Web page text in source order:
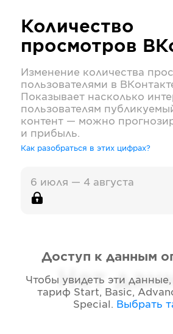
Количество
просмотров
Изменение количества
пользователями в
Показывает насколько
пользователям
контент — можно
и прибыль.
Как разобраться в этих цифрах?
6 июля — 4 августа
Нет
Доступ к данным
Чтобы увидеть эти
тариф Start, Basic,
Special . Выбрать